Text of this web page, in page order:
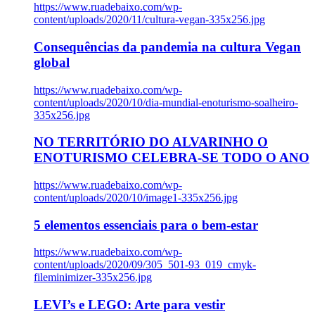
https://www.ruadebaixo.com/wp-
content/uploads/2020/11/cultura-vegan-335x256.jpg
Consequências da pandemia na cultura Vegan
global
https://www.ruadebaixo.com/wp-
content/uploads/2020/10/dia-mundial-enoturismo-soalheiro-
335x256.jpg
NO TERRITÓRIO DO ALVARINHO O
ENOTURISMO CELEBRA-SE TODO O ANO
https://www.ruadebaixo.com/wp-
content/uploads/2020/10/image1-335x256.jpg
5 elementos essenciais para o bem-estar
https://www.ruadebaixo.com/wp-
content/uploads/2020/09/305_501-93_019_cmyk-
fileminimizer-335x256.jpg
LEVI’s e LEGO: Arte para vestir